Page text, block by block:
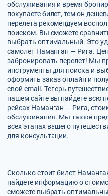
обслуживания и время
покупаете билет, тем он
перелета рекомендуем
поиском. Вы сможете
выбрать оптимальный. Это
самолет Наманган — Рига.
забронировать перелет! Мы
инструменты для поиска и
оформить заказ онлайн и
свой email. Теперь
нашем сайте вы найдете всю
рейсах Наманган — Рига,
обслуживания. Мы также
всех этапах вашего
для консультации.
Сколько стоит билет
найдете информацию о
сможете выбрать